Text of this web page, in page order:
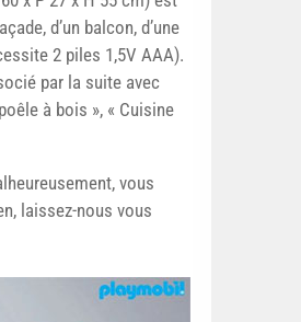
d’un balcon, d’une
2 piles 1,5V AAA).
par la suite avec
à bois », « Cuisine
vous
laissez-nous vous